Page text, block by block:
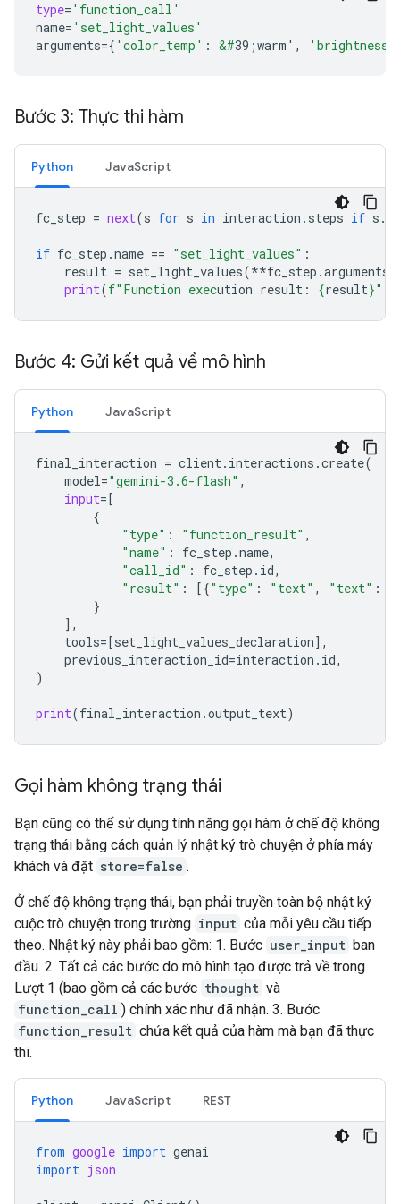
type= 'function_call'
name= 'set_light_values'
arguments={ 'color_temp' : &#39;warm' , 'brightness'
Bước 3: Thực thi hàm
Python JavaScript
fc_step = next(s for s in interaction . steps if s .
if fc_step .name == "set_light_values" :
result = set_light_values(**fc_step .arguments
print(f"Function execution result: {result}"
Bước 4: Gửi kết quả về mô hình
Python JavaScript
final_interaction = client. interactions .create(
model="gemini-3.6-flash" ,
input= [
{
"type" : "function_result" ,
"name" : fc_step .name,
"call_id" : fc_step . id,
"result" : [{"type" : "text" , "text" :
}
],
tools= [set_light_values_declaration],
previous_interaction_id=interaction . id,
)
print(final_interaction .output_text)
Gọi hàm không trạng thái
Bạn cũng có thể sử dụng tính năng gọi hàm ở chế độ không
trạng thái bằng cách quản lý nhật ký trò chuyện ở phía máy
khách và đặt store=false .
Ở chế độ không trạng thái, bạn phải truyền toàn bộ nhật ký
cuộc trò chuyện trong trường input của mỗi yêu cầu tiếp
theo. Nhật ký này phải bao gồm: 1. Bước user_input ban
đầu. 2. Tất cả các bước do mô hình tạo được trả về trong
Lượt 1 (bao gồm cả các bước thought và
function_call ) chính xác như đã nhận. 3. Bước
function_result chứa kết quả của hàm mà bạn đã thực
thi.
Python JavaScript REST
from google import genai
import json